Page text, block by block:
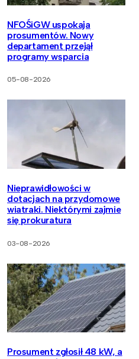
NFOŚiGW uspokaja
prosumentów. Nowy
departament przejął
programy wsparcia
05-08-2026
Nieprawidłowości w
dotacjach na przydomowe
wiatraki. Niektórymi zajmie
się prokuratura
03-08-2026
Prosument zgłosił 48 kW, a